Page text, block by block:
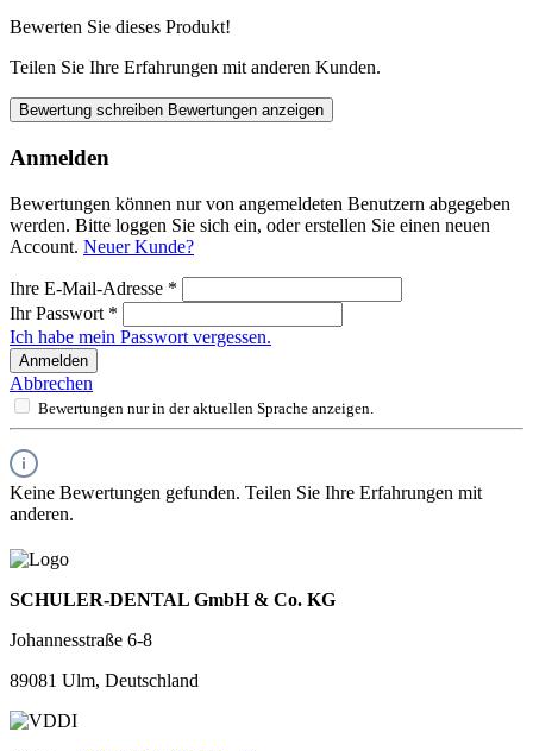
Bewerten Sie dieses Produkt!
Teilen Sie Ihre Erfahrungen mit anderen Kunden.
Bewertung schreiben Bewertungen anzeigen
Anmelden
Bewertungen können nur von angemeldeten Benutzern abgegeben
werden. Bitte loggen Sie sich ein, oder erstellen Sie einen neuen
Account. Neuer Kunde?
Ihre E-Mail-Adresse *
Ihr Passwort *
Ich habe mein Passwort vergessen.
Anmelden
Abbrechen
Bewertungen nur in der aktuellen Sprache anzeigen.
Keine Bewertungen gefunden. Teilen Sie Ihre Erfahrungen mit
anderen.
SCHULER-DENTAL GmbH & Co. KG
Johannesstraße 6-8
89081 Ulm, Deutschland